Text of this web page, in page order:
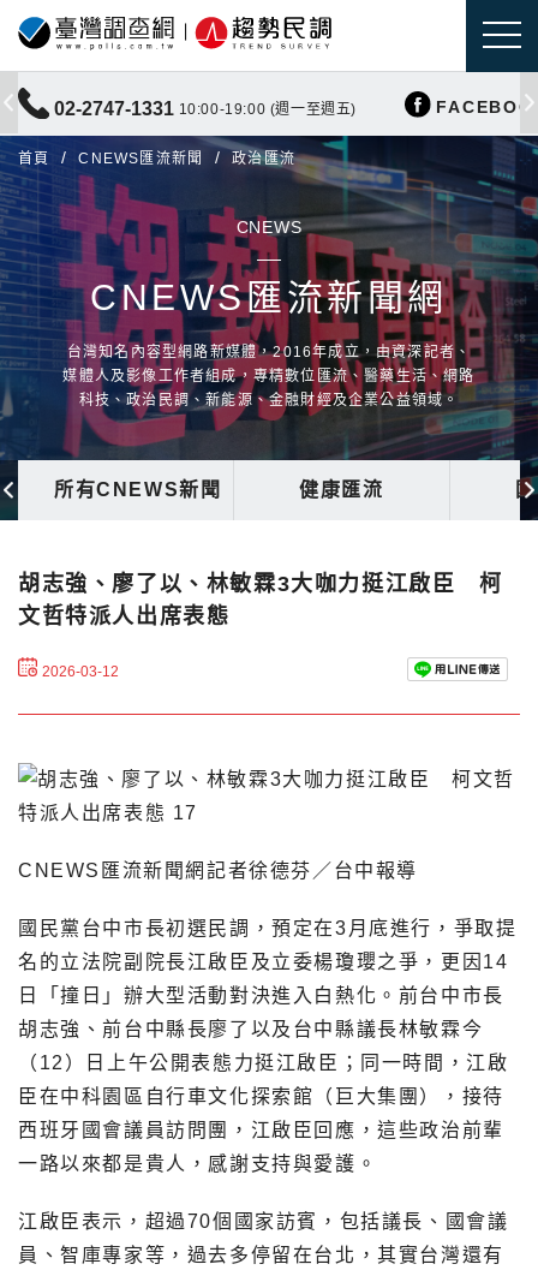
02-2747-1331 10:00-19:00 (週一至週五)
首頁 CNEWS匯流新聞 政治匯流
CNEWS
CNEWS匯流新聞網
台灣知名內容型網路新媒體，2016年成立，由資深記者、
媒體人及影像工作者組成，專精數位匯流、醫藥生活、網路
科技、政治民調、新能源、金融財經及企業公益領域。
所有CNEWS新聞 健康匯流
胡志強、廖了以、林敏霖3大咖力挺江啟臣 柯
文哲特派人出席表態
2026-03-12
CNEWS匯流新聞網記者徐德芬／台中報導
國民黨台中市長初選民調，預定在3月底進行，爭取提
名的立法院副院長江啟臣及立委楊瓊瓔之爭，更因14
日「撞日」辦大型活動對決進入白熱化。前台中市長
胡志強、前台中縣長廖了以及台中縣議長林敏霖今
（12）日上午公開表態力挺江啟臣；同一時間，江啟
臣在中科園區自行車文化探索館（巨大集團），接待
西班牙國會議員訪問團，江啟臣回應，這些政治前輩
一路以來都是貴人，感謝支持與愛護。
江啟臣表示，超過70個國家訪賓，包括議長、國會議
員、智庫專家等，過去多停留在台北，其實台灣還有